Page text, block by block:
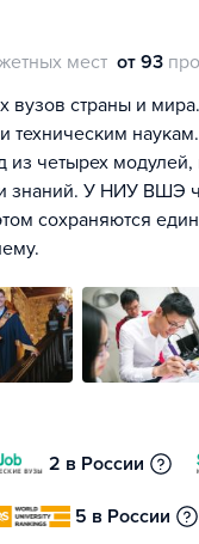
мест от 93
страны и
техническим
из четырех
знаний. У НИУ ВШЭ
сохраняются
2 в России
5 в России